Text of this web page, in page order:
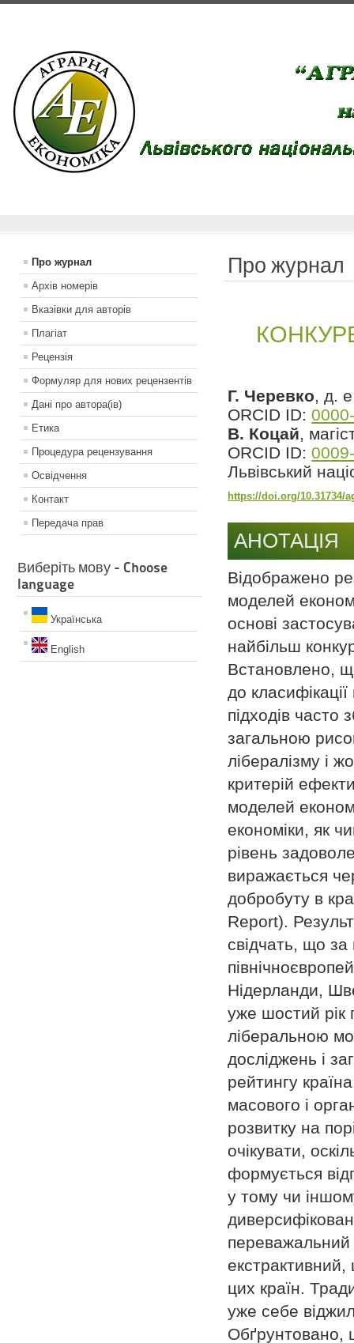
Про журнал
Архів номерів
Вказiвки для авторiв
Плагіат
Рецензiя
Формуляр для нових рецензентiв
Данi про автора(iв)
Етика
Процедура рецензування
Освiдчення
Контакт
Передача прав
Виберіть мову - Choose
language
Українська
English
Про журнал
Г. Черевко, д.
ORCID ID:
В. Коцай,
ORCID ID:
Львівський
https://doi.org/10.31734/
АНОТАЦІЯ
Відображено
моделей
основі
найбільш
Встановлено, що
до
підходів часто
загальною
лібералізму і
критерій
моделей
економіки, як
рівень
виражається
добробуту в
Report).
свідчать, що за
Нідерланди,
уже шостий рік
ліберальною
досліджень і
рейтингу
масового і
розвитку на
очікувати,
формується
у тому чи
переважальний
цих країн.
уже себе
Обґрунтовано,